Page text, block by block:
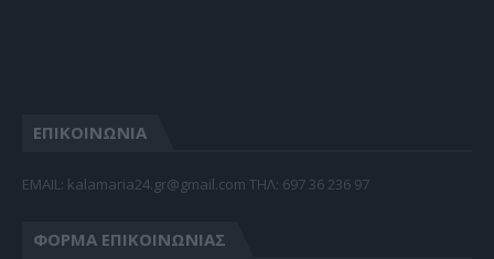
ΕΠΙΚΟΙΝΩΝΙΑ
EMAIL: kalamaria24.gr@gmail.com TΗΛ: 697 36 236 97
ΦΌΡΜΑ ΕΠΙΚΟΙΝΩΝΊΑΣ